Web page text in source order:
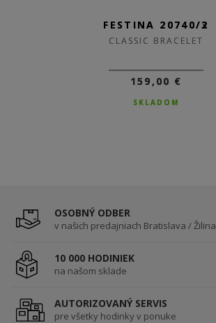
FESTINA 20740/3
CLASSIC BRACELET
159,00 €
SKLADOM
FESTINA 20740/2
CLASSIC BRACELET
159,00 €
SKLADOM
OSOBNÝ ODBER
v našich predajniach Bratislava / Žilina
10 000 HODINIEK
na našom sklade
AUTORIZOVANÝ SERVIS
pre všetky hodinky v ponuke